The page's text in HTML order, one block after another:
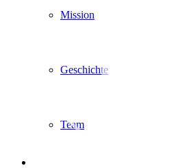
Mission
Geschichte
Team